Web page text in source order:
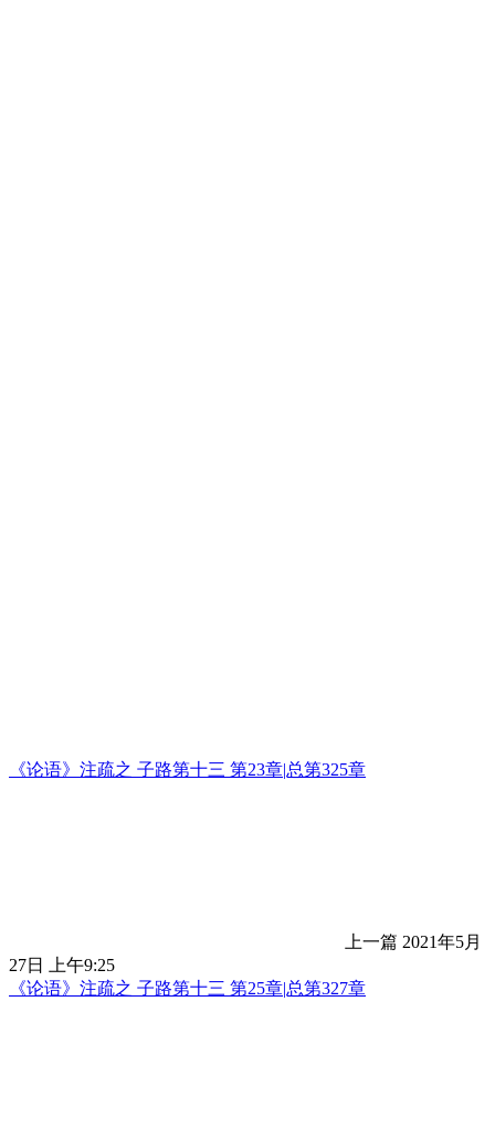
《论语》注疏之 子路第十三 第23章|总第325章
上一篇 2021年5月
27日 上午9:25
《论语》注疏之 子路第十三 第25章|总第327章